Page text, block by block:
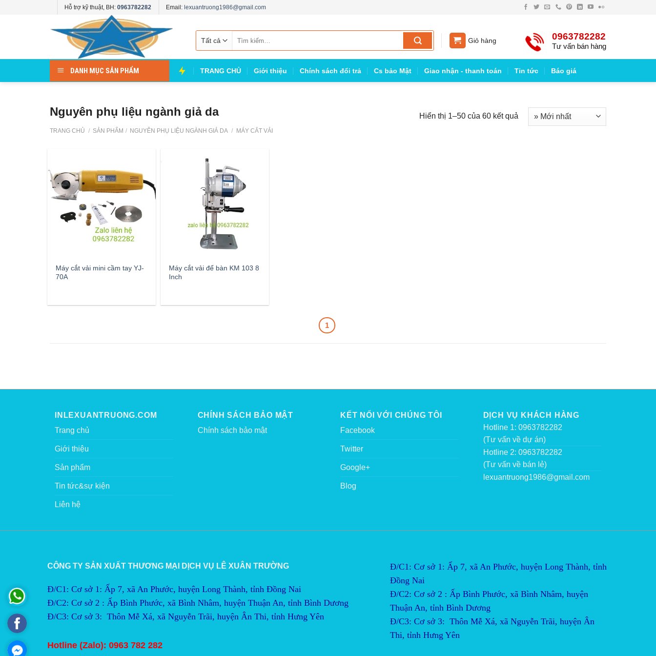
Hỗ trợ kỹ thuật, BH: 0963782282 Email: lexuantruong1986@gmail.com
kiếm:
Giỏ hàng 0963782282
Tư vấn bán hàng
DANH MỤC SẢN PHẨM TRANG CHỦ Giới thiệu Chính sách đổi trả Cs bảo Mật Giao nhận - thanh toán Tin tức Báo giá
Nguyên phụ liệu ngành giả da
TRANG CHỦ / SẢN PHẨM / NGUYÊN PHỤ LIỆU NGÀNH GIẢ DA / MÁY CẮT VẢI
Hiển thị 1–50 của 60 kết quả
Máy cắt vải mini cầm tay YJ-
70A
Máy cắt vải để bàn KM 103 8
Inch
1
INLEXUANTRUONG.COM
Trang chủ
Giới thiệu
Sản phẩm
Tin tức&sự kiện
Liên hệ
CHÍNH SÁCH BẢO MẬT
Chính sách bảo mật
KẾT NỐI VỚI CHÚNG TÔI
Facebook
Twitter
Google+
Blog
DỊCH VỤ KHÁCH HÀNG
Hotline 1: 0963782282
(Tư vấn về dự án)
Hotline 2: 0963782282
(Tư vấn về bán lẻ)
lexuantruong1986@gmail.com
CÔNG TY SẢN XUẤT THƯƠNG MẠI DỊCH VỤ LÊ XUÂN TRƯỜNG
Đ/C1: Cơ sở 1: Ấp 7, xã An Phước, huyện Long Thành, tỉnh Đồng Nai
Đ/C2: Cơ sở 2 : Ấp Bình Phước, xã Bình Nhâm, huyện Thuận An, tỉnh Bình Dương
Đ/C3: Cơ sở 3:  Thôn Mễ Xá, xã Nguyễn Trãi, huyện Ân Thi, tỉnh Hưng Yên
Hotline (Zalo): 0963 782 282
Đ/C1: Cơ sở 1: Ấp 7, xã An Phước, huyện Long Thành, tỉnh
Đồng Nai
Đ/C2: Cơ sở 2 : Ấp Bình Phước, xã Bình Nhâm, huyện
Thuận An, tỉnh Bình Dương
Đ/C3: Cơ sở 3:  Thôn Mễ Xá, xã Nguyễn Trãi, huyện Ân
Thi, tỉnh Hưng Yên